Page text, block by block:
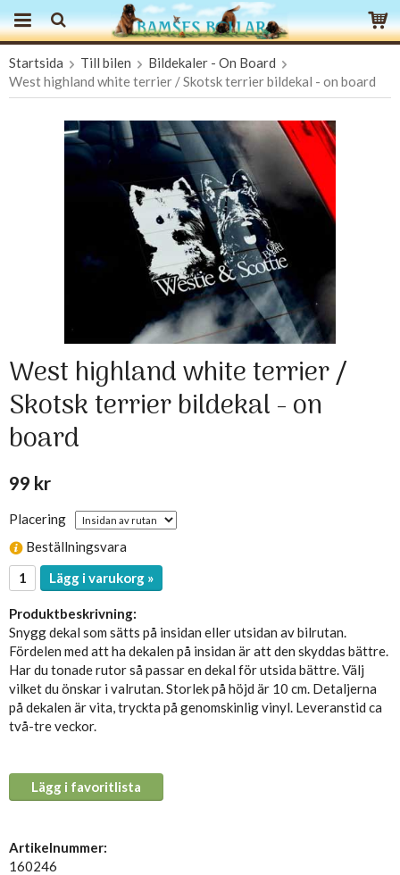
Produkten har blivit tillagd i varukorgen
Startsida Till bilen
Bildekaler - On Board
West highland white terrier / Skotsk terrier bildekal - on board
West highland white terrier /
Skotsk terrier bildekal - on
board
99 kr
Placering
Beställningsvara
Lägg i varukorg »
Produktbeskrivning:
Snygg dekal som sätts på insidan eller utsidan av bilrutan.
Fördelen med att ha dekalen på insidan är att den skyddas bättre.
Har du tonade rutor så passar en dekal för utsida bättre. Välj
vilket du önskar i valrutan. Storlek på höjd är 10 cm. Detaljerna
på dekalen är vita, tryckta på genomskinlig vinyl. Leveranstid ca
två-tre veckor.
Lägg i favoritlista
Artikelnummer:
160246